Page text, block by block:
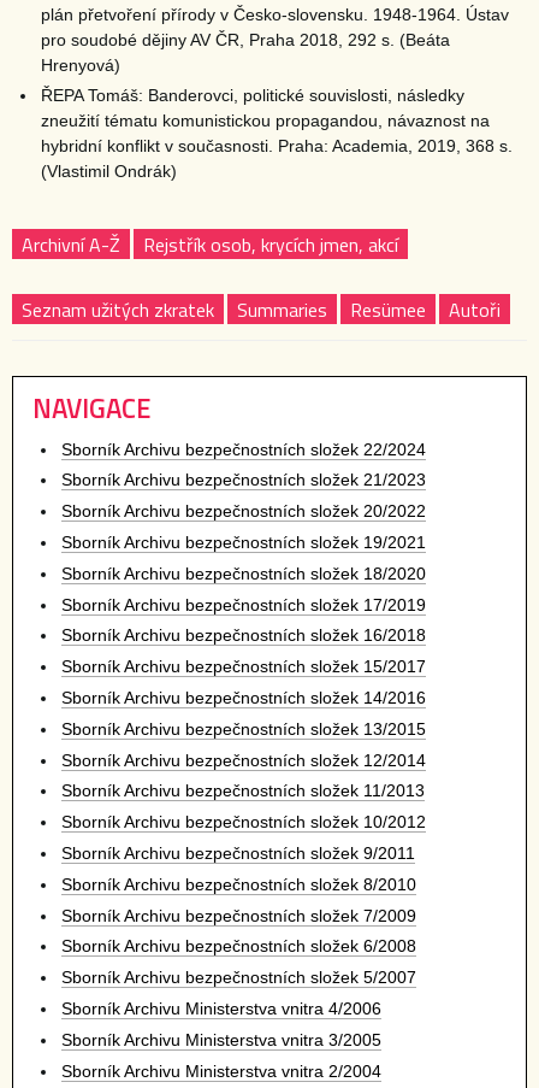
plán přetvoření přírody v Česko-slovensku. 1948-1964. Ústav
pro soudobé dějiny AV ČR, Praha 2018, 292 s. (Beáta
Hrenyová)
ŘEPA Tomáš: Banderovci, politické souvislosti, následky
zneužití tématu komunistickou propagandou, návaznost na
hybridní konflikt v současnosti. Praha: Academia, 2019, 368 s.
(Vlastimil Ondrák)
Archivní A-Ž Rejstřík osob, krycích jmen, akcí
Seznam užitých zkratek Summaries Resümee Autoři
NAVIGACE
Sborník Archivu bezpečnostních složek 22/2024
Sborník Archivu bezpečnostních složek 21/2023
Sborník Archivu bezpečnostních složek 20/2022
Sborník Archivu bezpečnostních složek 19/2021
Sborník Archivu bezpečnostních složek 18/2020
Sborník Archivu bezpečnostních složek 17/2019
Sborník Archivu bezpečnostních složek 16/2018
Sborník Archivu bezpečnostních složek 15/2017
Sborník Archivu bezpečnostních složek 14/2016
Sborník Archivu bezpečnostních složek 13/2015
Sborník Archivu bezpečnostních složek 12/2014
Sborník Archivu bezpečnostních složek 11/2013
Sborník Archivu bezpečnostních složek 10/2012
Sborník Archivu bezpečnostních složek 9/2011
Sborník Archivu bezpečnostních složek 8/2010
Sborník Archivu bezpečnostních složek 7/2009
Sborník Archivu bezpečnostních složek 6/2008
Sborník Archivu bezpečnostních složek 5/2007
Sborník Archivu Ministerstva vnitra 4/2006
Sborník Archivu Ministerstva vnitra 3/2005
Sborník Archivu Ministerstva vnitra 2/2004